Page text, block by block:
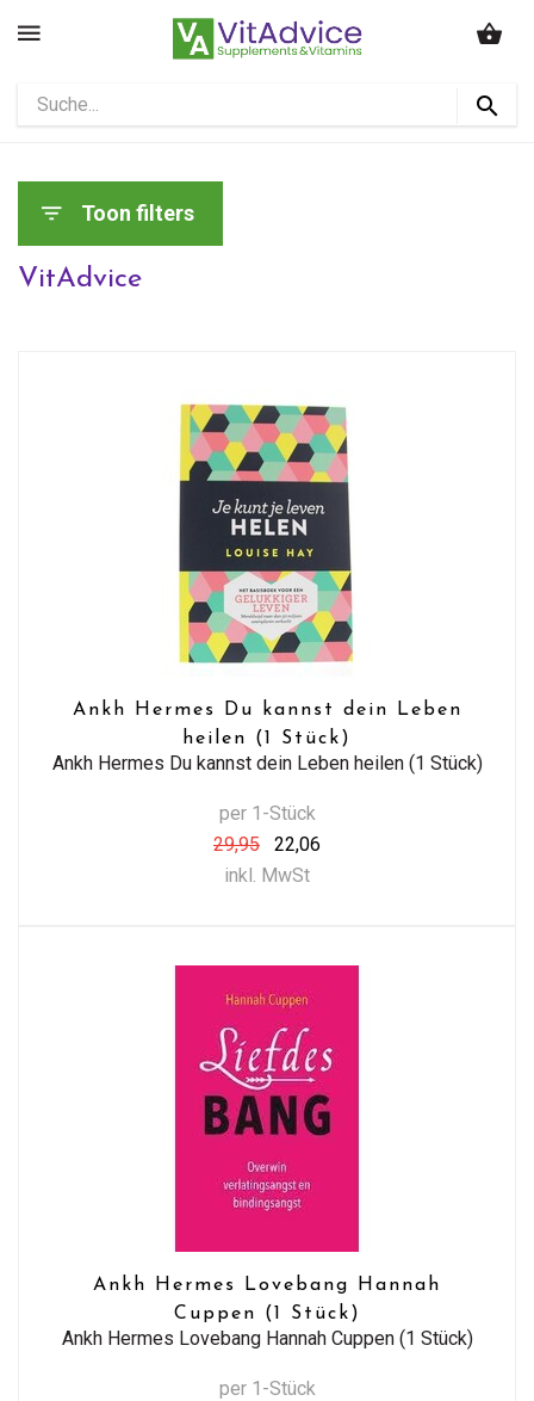
Toon filters
VitAdvice
Ankh Hermes Du kannst dein Leben
heilen (1 Stück)
Ankh Hermes Du kannst dein Leben heilen (1 Stück)
per 1-Stück
29,95
22,06
inkl. MwSt
Ankh Hermes Lovebang Hannah
Cuppen (1 Stück)
Ankh Hermes Lovebang Hannah Cuppen (1 Stück)
per 1-Stück